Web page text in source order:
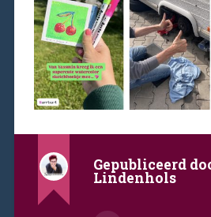
Gepubliceerd
Lindenhols